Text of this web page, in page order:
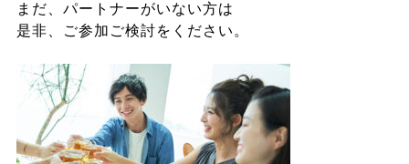
まだ、パートナーがいない方は
是非、ご参加ご検討をください。